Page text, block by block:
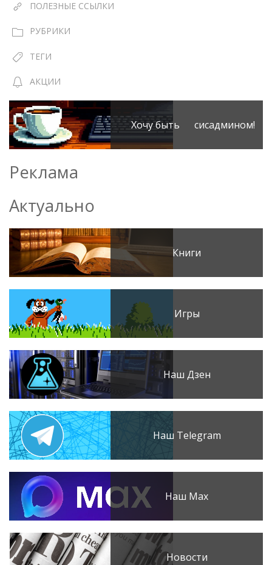
ПОЛЕЗНЫЕ ССЫЛКИ
РУБРИКИ
ТЕГИ
АКЦИИ
Хочу быть сисадмином!
Реклама
Актуально
Книги
Игры
Наш Дзен
Наш Telegram
Наш Max
Новости